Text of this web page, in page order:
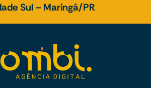
Sul – Maringá/PR